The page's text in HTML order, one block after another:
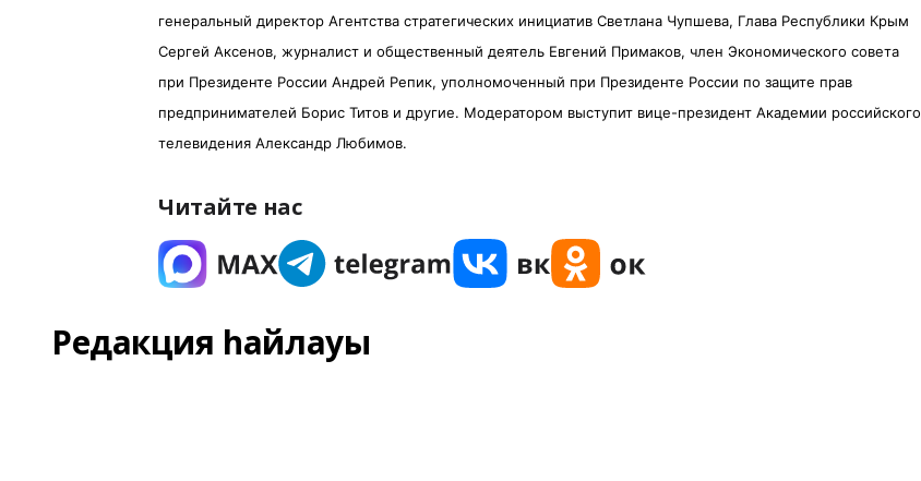
генеральный директор Агентства стратегических инициатив Светлана Чупшева, Глава Республики Крым
Сергей Аксенов, журналист и общественный деятель Евгений Примаков, член Экономического совета
при Президенте России Андрей Репик, уполномоченный при Президенте России по защите прав
предпринимателей Борис Титов и другие. Модератором выступит вице-президент Академии российского
телевидения Александр Любимов.
Читайте нас
Редакция һайлауы